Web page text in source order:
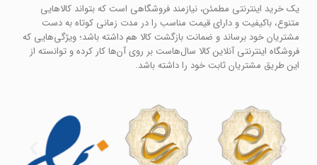
یک خرید اینترنتی مطمئن، نیازمند فروشگاهی است که بتواند کالاهایی
متنوع، باکیفیت و دارای قیمت مناسب را در مدت زمانی کوتاه به دست
مشتریان خود برساند و ضمانت بازگشت کالا هم داشته باشد؛ ویژگی‌هایی که
فروشگاه اینترنتی آنلاین کالا سال‌هاست بر روی آن‌ها کار کرده و توانسته از
این طریق مشتریان ثابت خود را داشته باشد.